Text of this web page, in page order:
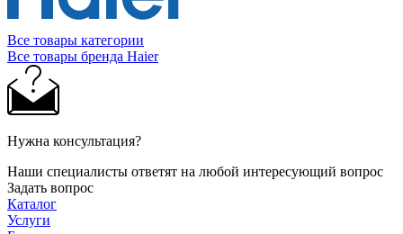
Все товары категории
Все товары бренда Haier
Нужна консультация?
Наши специалисты ответят на любой интересующий вопрос
Задать вопрос
Каталог
Услуги